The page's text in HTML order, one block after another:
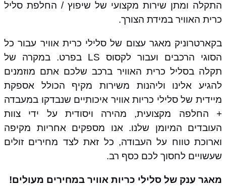
התקלה ומתן שירות מקצועי של שיפוץ / החלפת סליל
כרית האוויר במידת הצורך.
בקארטרוניק מאגר עצום של סלילי כרית אוויר עבור כל
הסוגי הרכבים ועבור לקסוס LS בפרט. במקרה של
תקלה בסליל כרית האוויר ברכב שלכם אתם מוזמנים
להגיע אלינו וליהנות משירות מקיף הכולל אספקת
מיידית של סלילי כריות אוויר איכותיים שנבדקו במעבדה
+ החלפה מקצועית, מהירה ויסודית על ידי צוות
העובדים המיומן שלנו. אנו מספקים אחריות מקיפה
וארוכת טווח על העבודה, כל זאת לצד מחירים זולים
שעשויים לחסוך לכם כסף רב.
מאגר ענק של סלילי כריות אוויר במחירים מעולים!